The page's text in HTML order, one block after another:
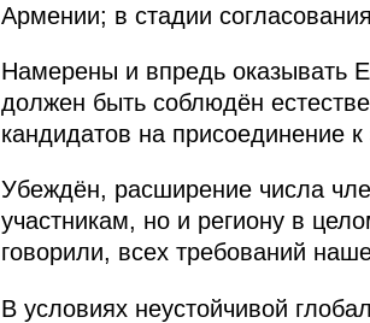
Армении; в стадии
Намерены и впредь оказывать
должен быть соблюдён
кандидатов на присоединение
Убеждён, расширение числа
участникам, но и региону в
говорили, всех требований
В условиях неустойчивой